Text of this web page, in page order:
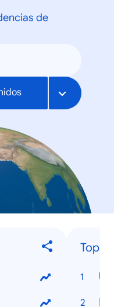
de
Top